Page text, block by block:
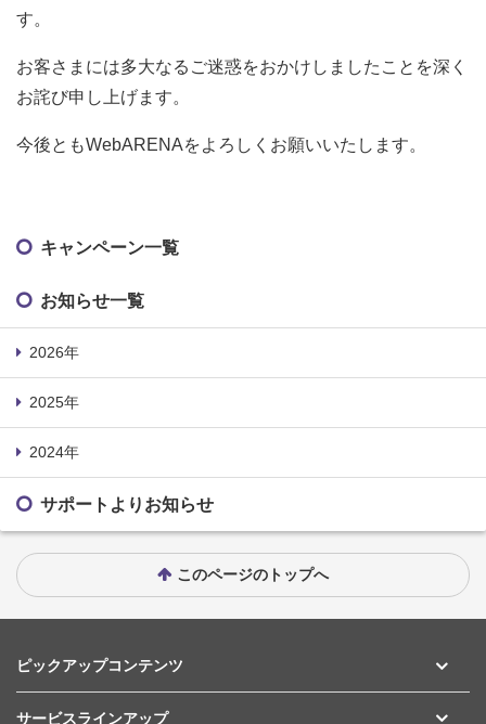
す。
お客さまには多大なるご迷惑をおかけしましたことを深く
お詫び申し上げます。
今後ともWebARENAをよろしくお願いいたします。
キャンペーン一覧
お知らせ一覧
2026年
2025年
2024年
サポートよりお知らせ
このページのトップへ
ピックアップコンテンツ
サービスラインアップ